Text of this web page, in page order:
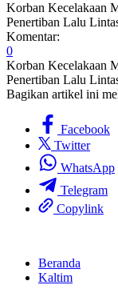
Korban Kecelakaan
Penertiban Lalu
Komentar:
0
Korban Kecelakaan
Penertiban Lalu
Bagikan artikel ini
Facebook
Twitter
WhatsApp
Telegram
Copylink
Beranda
Kaltim